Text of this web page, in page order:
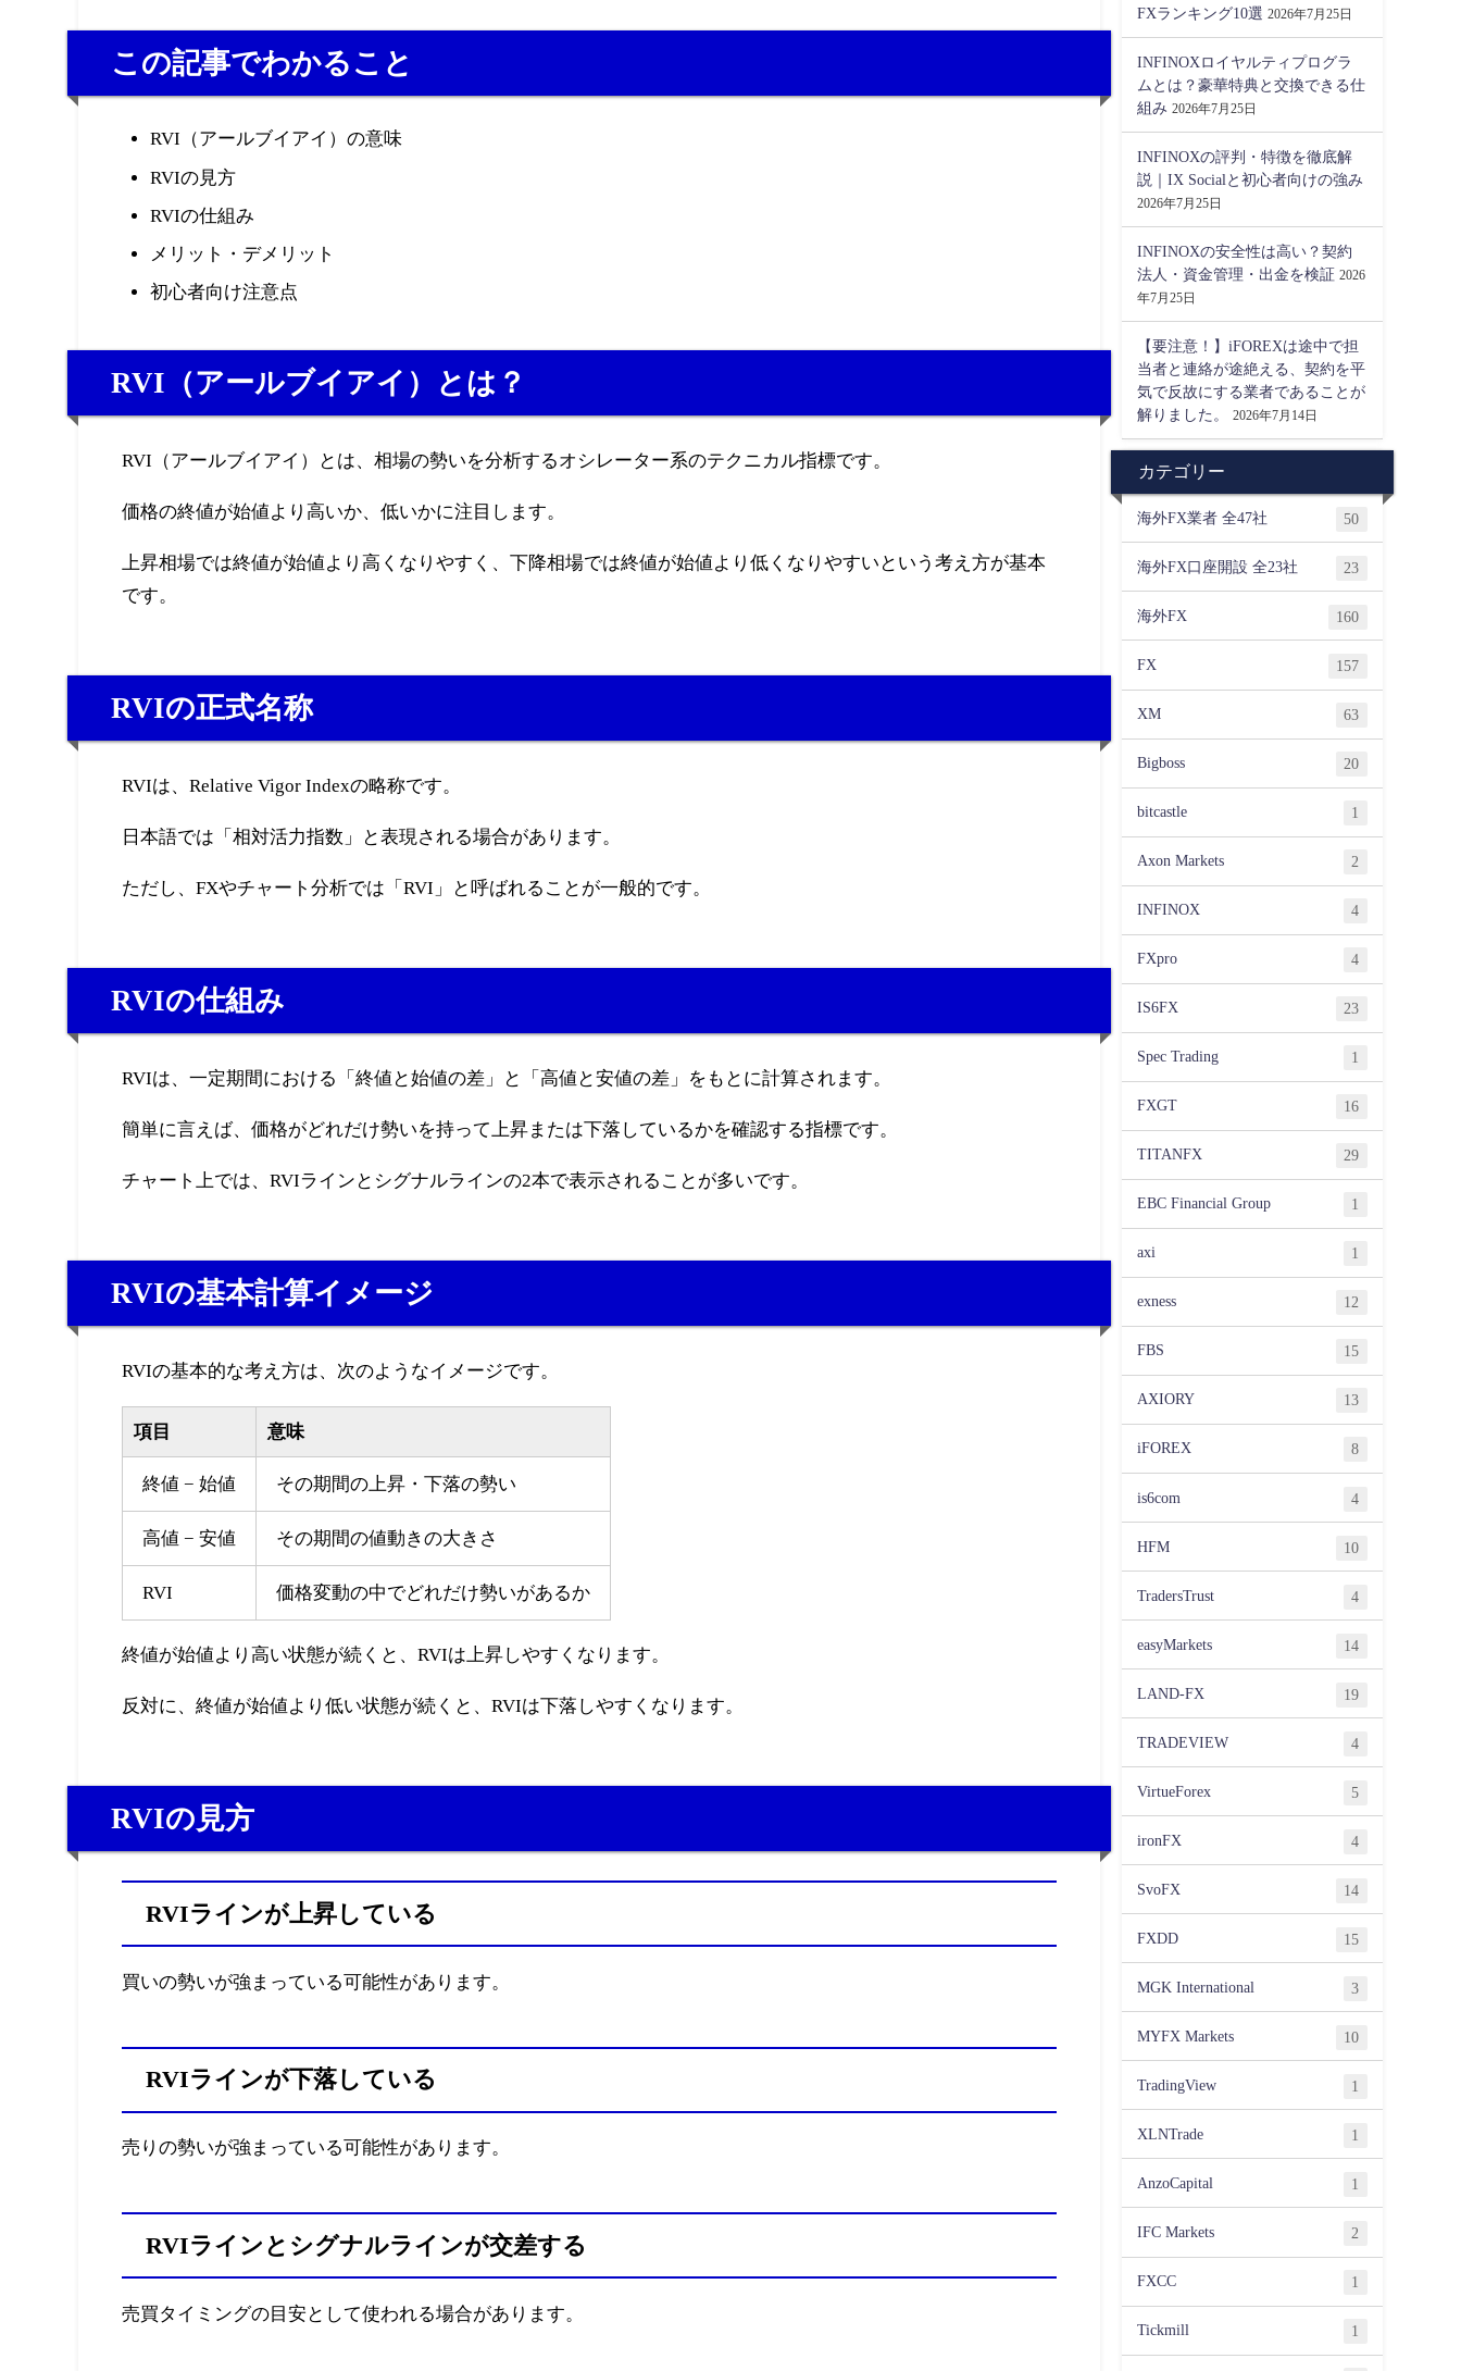
この記事でわかること
RVI（アールブイアイ）の意味
RVIの見方
RVIの仕組み
メリット・デメリット
初心者向け注意点
RVI（アールブイアイ）とは？
RVI（アールブイアイ）とは、相場の勢いを分析するオシレーター系のテクニカル指標です。
価格の終値が始値より高いか、低いかに注目します。
上昇相場では終値が始値より高くなりやすく、下降相場では終値が始値より低くなりやすいという考え方が基本
です。
RVIの正式名称
RVIは、Relative Vigor Indexの略称です。
日本語では「相対活力指数」と表現される場合があります。
ただし、FXやチャート分析では「RVI」と呼ばれることが一般的です。
RVIの仕組み
RVIは、一定期間における「終値と始値の差」と「高値と安値の差」をもとに計算されます。
簡単に言えば、価格がどれだけ勢いを持って上昇または下落しているかを確認する指標です。
チャート上では、RVIラインとシグナルラインの2本で表示されることが多いです。
RVIの基本計算イメージ
RVIの基本的な考え方は、次のようなイメージです。
項目 意味
終値 − 始値 その期間の上昇・下落の勢い
高値 − 安値 その期間の値動きの大きさ
RVI 価格変動の中でどれだけ勢いがあるか
終値が始値より高い状態が続くと、RVIは上昇しやすくなります。
反対に、終値が始値より低い状態が続くと、RVIは下落しやすくなります。
RVIの見方
RVIラインが上昇している
買いの勢いが強まっている可能性があります。
RVIラインが下落している
売りの勢いが強まっている可能性があります。
RVIラインとシグナルラインが交差する
売買タイミングの目安として使われる場合があります。
FXランキング10選 2026年7月25日
INFINOXロイヤルティプログラ
ムとは？豪華特典と交換できる仕
組み 2026年7月25日
INFINOXの評判・特徴を徹底解
説｜IX Socialと初心者向けの強み
2026年7月25日
INFINOXの安全性は高い？契約
法人・資金管理・出金を検証 2026
年7月25日
【要注意！】iFOREXは途中で担
当者と連絡が途絶える、契約を平
気で反故にする業者であることが
解りました。
2026年7月14日
カテゴリー
海外FX業者 全47社 50
海外FX口座開設 全23社 23
海外FX 160
FX 157
XM 63
Bigboss 20
bitcastle 1
Axon Markets 2
INFINOX 4
FXpro 4
IS6FX 23
Spec Trading 1
FXGT 16
TITANFX 29
EBC Financial Group 1
axi 1
exness 12
FBS 15
AXIORY 13
iFOREX 8
is6com 4
HFM 10
TradersTrust 4
easyMarkets 14
LAND-FX 19
TRADEVIEW 4
VirtueForex 5
ironFX 4
SvoFX 14
FXDD 15
MGK International 3
MYFX Markets 10
TradingView 1
XLNTrade 1
AnzoCapital 1
IFC Markets 2
FXCC 1
Tickmill 1